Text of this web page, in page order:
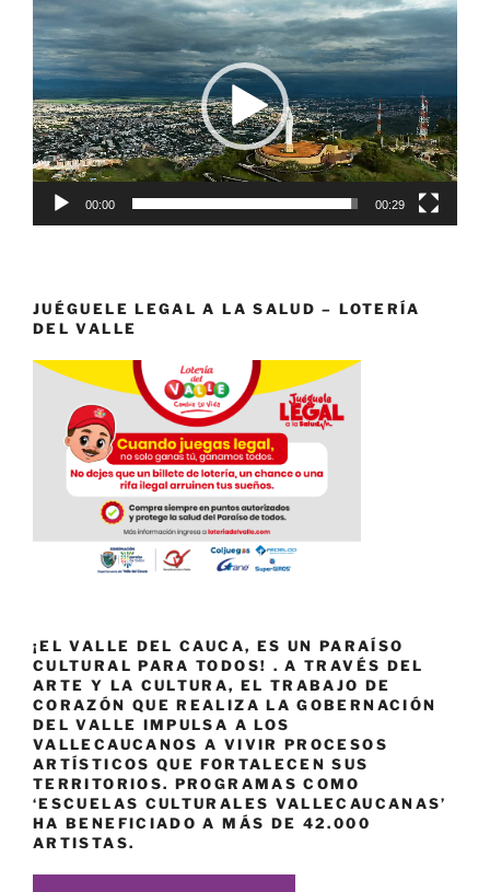
de
vídeo
00:00 00:29
JUÉGUELE LEGAL A LA SALUD – LOTERÍA
DEL VALLE
¡EL VALLE DEL CAUCA, ES UN PARAÍSO
CULTURAL PARA TODOS! . A TRAVÉS DEL
ARTE Y LA CULTURA, EL TRABAJO DE
CORAZÓN QUE REALIZA LA GOBERNACIÓN
DEL VALLE IMPULSA A LOS
VALLECAUCANOS A VIVIR PROCESOS
ARTÍSTICOS QUE FORTALECEN SUS
TERRITORIOS. PROGRAMAS COMO
‘ESCUELAS CULTURALES VALLECAUCANAS’
HA BENEFICIADO A MÁS DE 42.000
ARTISTAS.